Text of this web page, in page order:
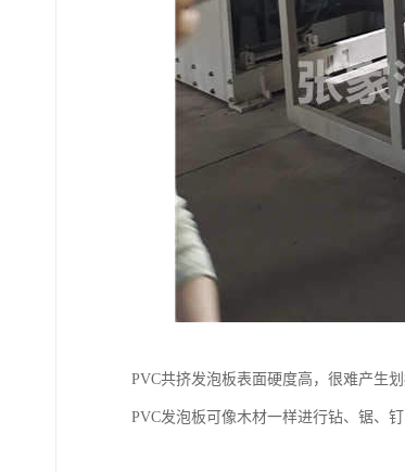
PVC共挤发泡板表面硬度高，很难产生
PVC发泡板可像木材一样进行钻、锯、钉